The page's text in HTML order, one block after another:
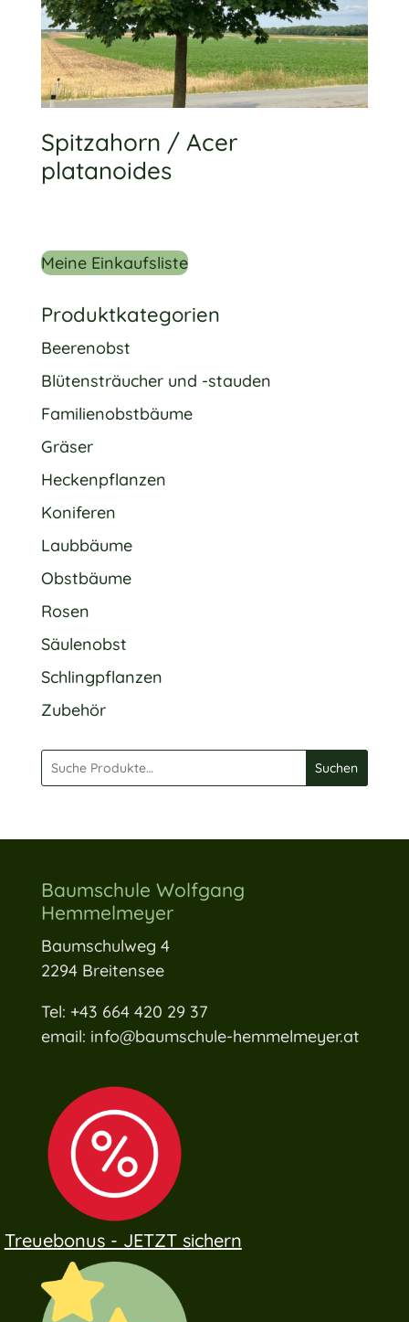
Spitzahorn / Acer
platanoides
Meine Einkaufsliste
Produktkategorien
Beerenobst
Blütensträucher und -stauden
Familienobstbäume
Gräser
Heckenpflanzen
Koniferen
Laubbäume
Obstbäume
Rosen
Säulenobst
Schlingpflanzen
Zubehör
Suchen
Baumschule Wolfgang
Hemmelmeyer
Baumschulweg 4
2294 Breitensee
Tel: +43 664 420 29 37
email: info@baumschule-hemmelmeyer.at
Treuebonus - JETZT sichern